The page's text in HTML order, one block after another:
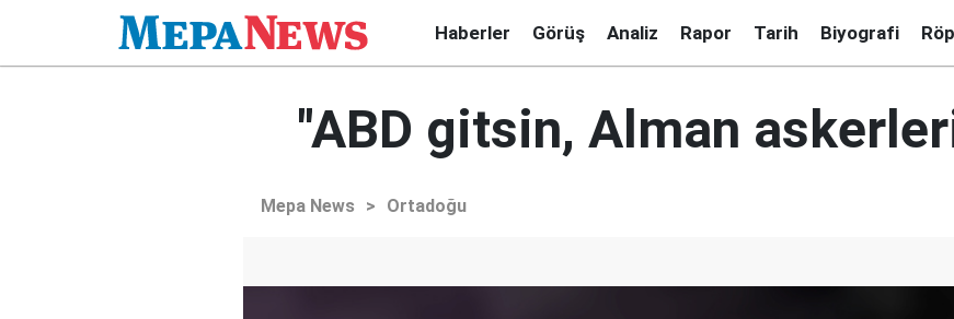
Haberler Görüş Analiz Rapor Tarih Biyografi
"ABD gitsin, Alman
Mepa News > Ortadoğu